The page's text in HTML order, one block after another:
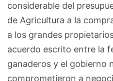
considerable del
de Agricultura a la
a los grandes
acuerdo escrito entre la
ganaderos y el gobierno
comprometieron a